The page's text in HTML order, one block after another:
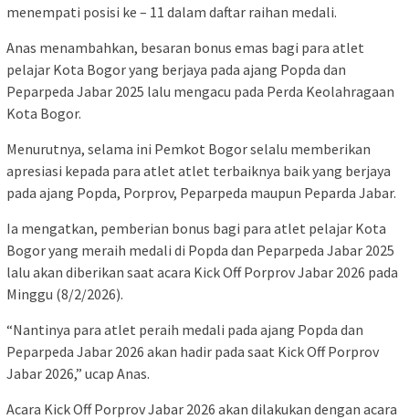
menempati posisi ke – 11 dalam daftar raihan medali.
Anas menambahkan, besaran bonus emas bagi para atlet
pelajar Kota Bogor yang berjaya pada ajang Popda dan
Peparpeda Jabar 2025 lalu mengacu pada Perda Keolahragaan
Kota Bogor.
Menurutnya, selama ini Pemkot Bogor selalu memberikan
apresiasi kepada para atlet atlet terbaiknya baik yang berjaya
pada ajang Popda, Porprov, Peparpeda maupun Peparda Jabar.
Ia mengatkan, pemberian bonus bagi para atlet pelajar Kota
Bogor yang meraih medali di Popda dan Peparpeda Jabar 2025
lalu akan diberikan saat acara Kick Off Porprov Jabar 2026 pada
Minggu (8/2/2026).
“Nantinya para atlet peraih medali pada ajang Popda dan
Peparpeda Jabar 2026 akan hadir pada saat Kick Off Porprov
Jabar 2026,” ucap Anas.
Acara Kick Off Porprov Jabar 2026 akan dilakukan dengan acara